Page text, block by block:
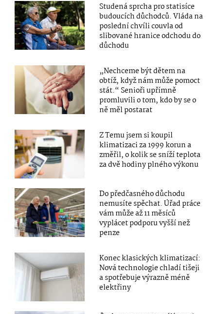
Studená sprcha pro statisíce
budoucích důchodců. Vláda na
poslední chvíli couvla od
slibované hranice odchodu do
důchodu
„Nechceme být dětem na
obtíž, když nám může pomoct
stát.“ Senioři upřímně
promluvili o tom, kdo by se o
ně měl postarat
Z Temu jsem si koupil
klimatizaci za 1999 korun a
změřil, o kolik se sníží teplota
za dvě hodiny plného výkonu
Do předčasného důchodu
nemusíte spěchat. Úřad práce
vám může až 11 měsíců
vyplácet podporu vyšší než
penze
Konec klasických klimatizací:
Nová technologie chladí tišeji
a spotřebuje výrazně méně
elektřiny